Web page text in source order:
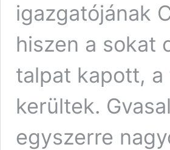
igazgatójának
hiszen a sokat
talpat kapott,
kerültek.
egyszerre